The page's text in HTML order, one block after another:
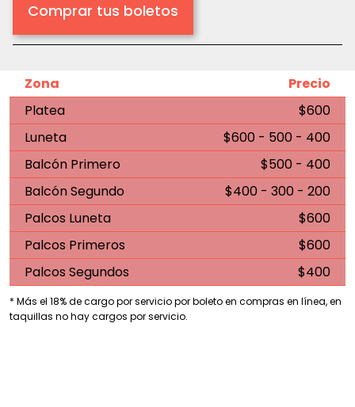
Comprar tus boletos
Zona
Precio
Platea
$600
Luneta
$600 - 500 - 400
Balcón Primero
$500 - 400
Balcón Segundo
$400 - 300 - 200
Palcos Luneta
$600
Palcos Primeros
$600
Palcos Segundos
$400
* Más el 18% de cargo por servicio por boleto en compras en línea, en
taquillas no hay cargos por servicio.